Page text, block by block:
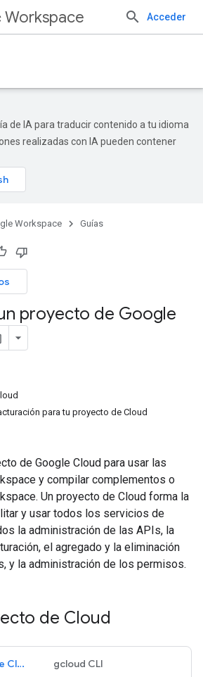
Workspace Acceder
de IA para traducir contenido a tu idioma
realizadas con IA pueden contener
Workspace Guías
proyecto de Google
para tu proyecto de Cloud
de Google Cloud para usar las
y compilar complementos o
Un proyecto de Cloud forma la
y usar todos los servicios de
la administración de las APIs, la
el agregado y la eliminación
y la administración de los permisos.
de Cloud
Consola de Google Cloud gcloud CLI